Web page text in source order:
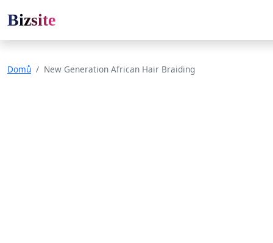
Bizsite
Domů New Generation African Hair Braiding